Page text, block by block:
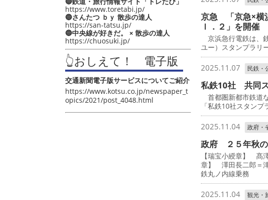
https://www.toretabi.jp/
🔵さんたつ ｂｙ 散歩の達人
https://san-tatsu.jp/
🔵中央線が好きだ。 × 散歩の達人
https://chuosuki.jp/
👆おしえて！ 電子版
交通新聞電子版サービスについてご紹介
https://www.kotsu.co.jp/newspaper_t
opics/2021/post_4048.html
京急 「京急×横
ｌ．２」を開催
京浜急行電鉄は、
ユー）スタンプラリ
2025.11.07 民鉄・
私鉄10社 共同
首都圏新都市鉄道
「私鉄10社スタンプ
2025.11.04 政府・
政府 ２５年秋
【瑞宝小綬章】 髙
章】 澤田長二郎＝
鉄丸ノ内線乗務
2025.11.04 観光・